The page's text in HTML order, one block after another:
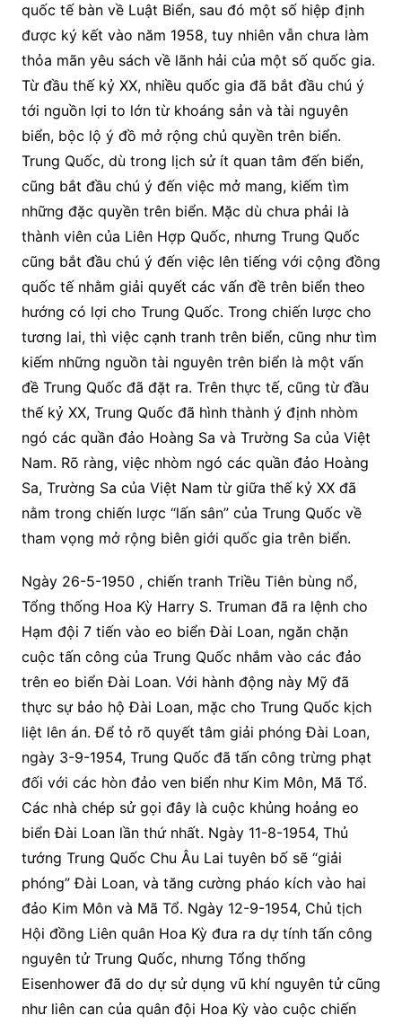
quốc tế bàn về Luật Biển, sau đó một số hiệp định
được ký kết vào năm 1958, tuy nhiên vẫn chưa làm
thỏa mãn yêu sách về lãnh hải của một số quốc gia.
Từ đầu thế kỷ XX, nhiều quốc gia đã bắt đầu chú ý
tới nguồn lợi to lớn từ khoáng sản và tài nguyên
biển, bộc lộ ý đồ mở rộng chủ quyền trên biển.
Trung Quốc, dù trong lịch sử ít quan tâm đến biển,
cũng bắt đầu chú ý đến việc mở mang, kiếm tìm
những đặc quyền trên biển. Mặc dù chưa phải là
thành viên của Liên Hợp Quốc, nhưng Trung Quốc
cũng bắt đầu chú ý đến việc lên tiếng với cộng đồng
quốc tế nhằm giải quyết các vấn đề trên biển theo
hướng có lợi cho Trung Quốc. Trong chiến lược cho
tương lai, thì việc cạnh tranh trên biển, cũng như tìm
kiếm những nguồn tài nguyên trên biển là một vấn
đề Trung Quốc đã đặt ra. Trên thực tế, cũng từ đầu
thế kỷ XX, Trung Quốc đã hình thành ý định nhòm
ngó các quần đảo Hoàng Sa và Trường Sa của Việt
Nam. Rõ ràng, việc nhòm ngó các quần đảo Hoàng
Sa, Trường Sa của Việt Nam từ giữa thế kỷ XX đã
nằm trong chiến lược “lấn sân” của Trung Quốc về
tham vọng mở rộng biên giới quốc gia trên biển.
Ngày 26-5-1950 , chiến tranh Triều Tiên bùng nổ,
Tổng thống Hoa Kỳ Harry S. Truman đã ra lệnh cho
Hạm đội 7 tiến vào eo biển Đài Loan, ngăn chặn
cuộc tấn công của Trung Quốc nhắm vào các đảo
trên eo biển Đài Loan. Với hành động này Mỹ đã
thực sự bảo hộ Đài Loan, mặc cho Trung Quốc kịch
liệt lên án. Để tỏ rõ quyết tâm giải phóng Đài Loan,
ngày 3-9-1954, Trung Quốc đã tấn công trừng phạt
đối với các hòn đảo ven biển như Kim Môn, Mã Tổ.
Các nhà chép sử gọi đây là cuộc khủng hoảng eo
biển Đài Loan lần thứ nhất. Ngày 11-8-1954, Thủ
tướng Trung Quốc Chu Âu Lai tuyên bố sẽ “giải
phóng” Đài Loan, và tăng cường pháo kích vào hai
đảo Kim Môn và Mã Tổ. Ngày 12-9-1954, Chủ tịch
Hội đồng Liên quân Hoa Kỳ đưa ra dự tính tấn công
nguyên tử Trung Quốc, nhưng Tổng thống
Eisenhower đã do dự sử dụng vũ khí nguyên tử cũng
như liên can của quân đội Hoa Kỳ vào cuộc chiến